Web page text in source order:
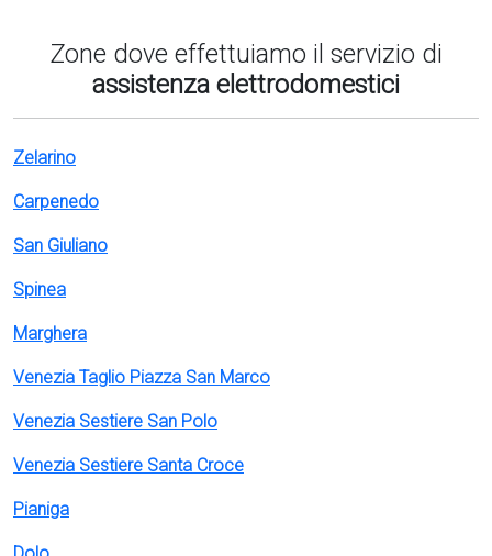
Zone dove effettuiamo il servizio di
assistenza elettrodomestici
Zelarino
Carpenedo
San Giuliano
Spinea
Marghera
Venezia Taglio Piazza San Marco
Venezia Sestiere San Polo
Venezia Sestiere Santa Croce
Pianiga